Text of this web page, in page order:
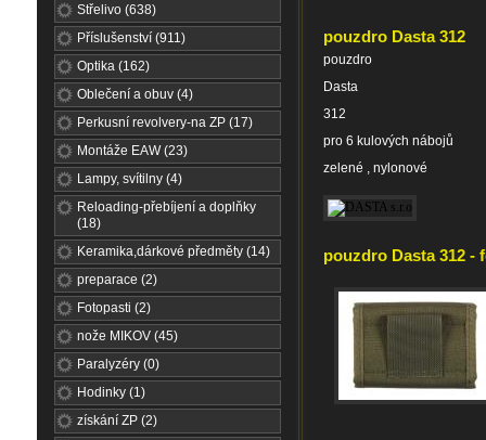
Střelivo (638)
Příslušenství (911)
Optika (162)
Oblečení a obuv (4)
Perkusní revolvery-na ZP (17)
Montáže EAW (23)
Lampy, svítilny (4)
Reloading-přebíjení a doplňky
(18)
Keramika,dárkové předměty (14)
preparace (2)
Fotopasti (2)
nože MIKOV (45)
Paralyzéry (0)
Hodinky (1)
získání ZP (2)
pouzdro Dasta 312
pouzdro
Dasta
312
pro 6 kulových nábojů
zelené , nylonové
pouzdro Dasta 312 -